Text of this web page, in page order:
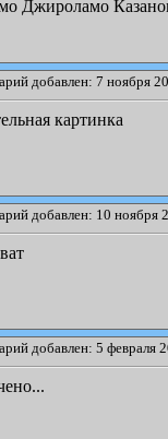
Джироламо
добавлен: 7 ноября
картинка
добавлен: 10 ноября
добавлен: 5 февраля